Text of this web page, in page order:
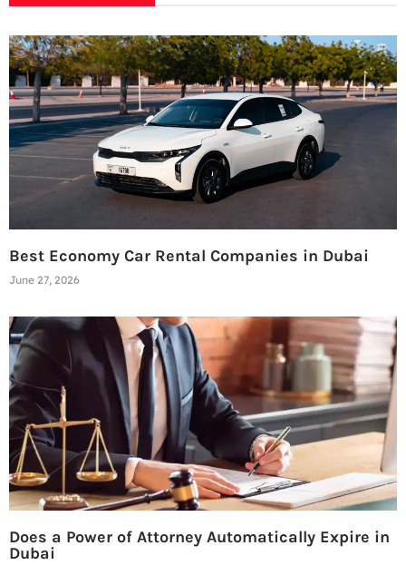
Best Economy Car Rental Companies in Dubai
June 27, 2026
Does a Power of Attorney Automatically Expire in
Dubai